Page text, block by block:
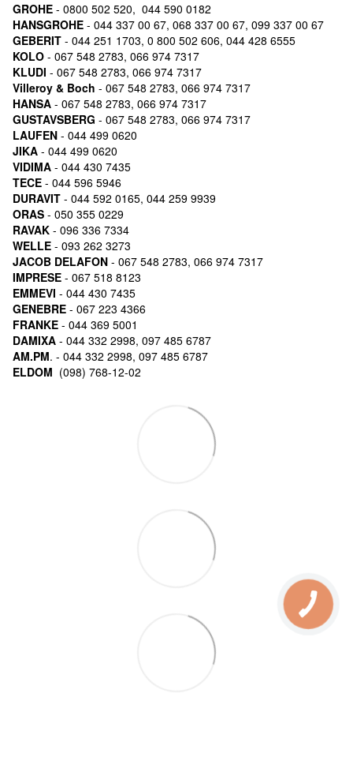
GROHE - 0800 502 520, 044 590 0182
HANSGROHE - 044 337 00 67, 068 337 00 67, 099 337 00 67
GEBERIT - 044 251 1703, 0 800 502 606, 044 428 6555
KOLO - 067 548 2783, 066 974 7317
KLUDI - 067 548 2783, 066 974 7317
Villeroy & Boch - 067 548 2783, 066 974 7317
HANSA - 067 548 2783, 066 974 7317
GUSTAVSBERG - 067 548 2783, 066 974 7317
LAUFEN - 044 499 0620
JIKA - 044 499 0620
VIDIMA - 044 430 7435
TECE - 044 596 5946
DURAVIT - 044 592 0165, 044 259 9939
ORAS - 050 355 0229
RAVAK - 096 336 7334
WELLE - 093 262 3273
JACOB DELAFON - 067 548 2783, 066 974 7317
IMPRESE - 067 518 8123
EMMEVI - 044 430 7435
GENEBRE - 067 223 4366
FRANKE - 044 369 5001
DAMIXA - 044 332 2998, 097 485 6787
AM.PM. - 044 332 2998, 097 485 6787
ELDOM (098) 768-12-02